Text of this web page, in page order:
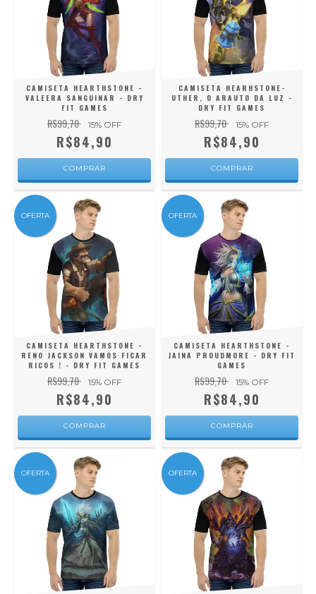
CAMISETA HEARTHSTONE -
VALEERA SANGUINAR - DRY
FIT GAMES
R$99,70 15% OFF
R$84,90
COMPRAR
CAMISETA HEARHSTONE-
UTHER, O ARAUTO DA LUZ -
DRY FIT GAMES
R$99,70 15% OFF
R$84,90
COMPRAR
OFERTA
CAMISETA HEARTHSTONE -
RENO JACKSON VAMOS FICAR
RICOS ! - DRY FIT GAMES
R$99,70 15% OFF
R$84,90
COMPRAR
OFERTA
CAMISETA HEARTHSTONE -
JAINA PROUDMORE - DRY FIT
GAMES
R$99,70 15% OFF
R$84,90
COMPRAR
OFERTA OFERTA